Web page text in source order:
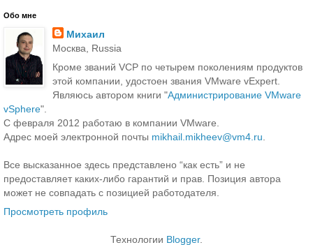
Обо мне
Михаил
Москва, Russia
Кроме званий VCP по четырем поколениям продуктов
этой компании, удостоен звания VMware vExpert.
Являюсь автором книги "Администрирование VMware
vSphere".
С февраля 2012 работаю в компании VMware.
Адрес моей электронной почты mikhail.mikheev@vm4.ru
Все высказанное здесь представлено “как есть” и не
предоставляет каких-либо гарантий и прав. Позиция автора
может не совпадать с позицией работодателя.
Просмотреть профиль
Технологии Blogger.